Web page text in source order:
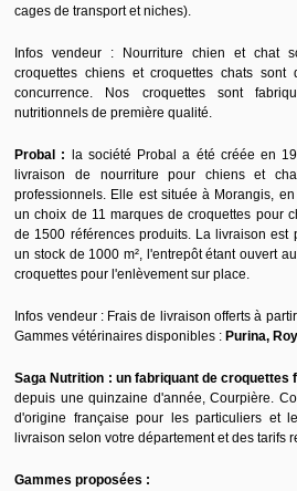
cages de transport et niches).
Infos vendeur : Nourriture chien et chat
croquettes chiens et croquettes chats sont
concurrence. Nos croquettes sont
nutritionnels de première qualité.
Probal :
la société Probal a été créée en
livraison de nourriture pour chiens et
professionnels. Elle est située à Morangis,
un choix de 11 marques de croquettes pour
de 1500 références produits. La livraison est
un stock de 1000 m², l'entrepôt étant ouvert
croquettes pour l'enlèvement sur place.
Infos vendeur : Frais de livraison offerts à
Gammes vétérinaires disponibles : Purina,
Saga Nutrition : un fabriquant de croquettes
depuis une quinzaine d'année, Courpière.
d'origine française pour les particuliers et
livraison selon votre département et des tarifs
Gammes proposées :